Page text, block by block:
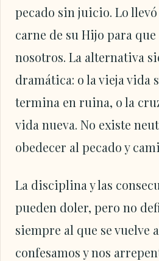
pecado sin juicio. Lo
carne de su Hijo para
nosotros. La alternativa
dramática: o la vieja vida
termina en ruina, o la
vida nueva. No existe
obedecer al pecado y
La disciplina y las
pueden doler, pero no
siempre al que se vuelve
confesamos y nos